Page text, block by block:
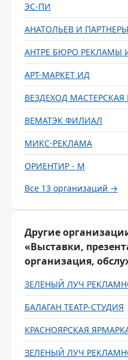
ЭС-ПИ
АНАТОЛЬЕВ И ПАРТНЕРЫ
АНТРЕ БЮРО РЕКЛАМЫ
АРТ-МАРКЕТ ИД
ВЕЗДЕХОД
ВЕМАТЭК ФИЛИАЛ
МИКС-РЕКЛАМА
ОРИЕНТИР - М
Все 13 организаций →
Другие
«Выставки,
организация,
ЗЕЛЕНЫЙ ЛУЧ
БАЛАГАН ТЕАТР-СТУДИЯ
КРАСНОЯРСКАЯ
ЗЕЛЕНЫЙ ЛУЧ